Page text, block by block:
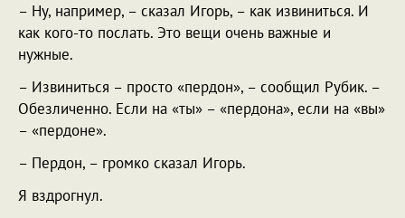
– Ну, например, – сказал Игорь, – как извиниться. И
как кого-то послать. Это вещи очень важные и
нужные.
– Извиниться – просто «пердон», – сообщил Рубик. –
Обезличенно. Если на «ты» – «пердона», если на «вы»
– «пердоне».
– Пердон, – громко сказал Игорь.
Я вздрогнул.